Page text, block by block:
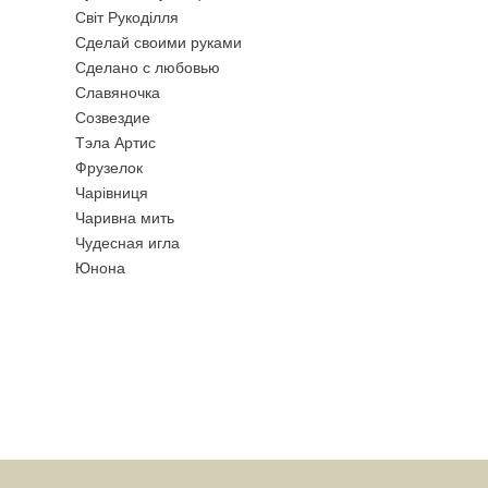
Свiт Рукодiлля
Сделай своими руками
Сделано с любовью
Славяночка
Созвездие
Тэла Артис
Фрузелок
Чарiвниця
Чаривна мить
Чудесная игла
Юнона